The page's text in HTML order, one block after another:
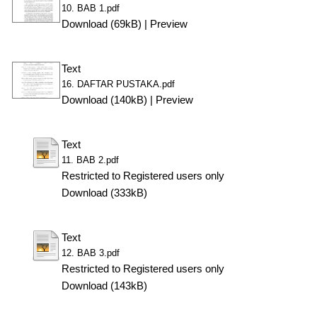
10. BAB 1.pdf
Download (69kB) Preview
Text
16. DAFTAR PUSTAKA.pdf
Download (140kB) Preview
Text
11. BAB 2.pdf
Restricted to Registered users only
Download (333kB)
Text
12. BAB 3.pdf
Restricted to Registered users only
Download (143kB)